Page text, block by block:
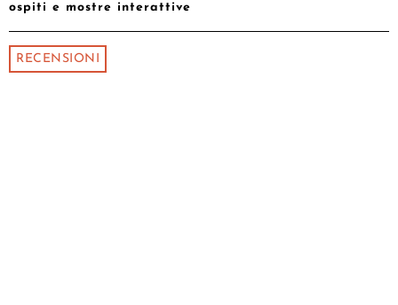
ospiti e mostre interattive
RECENSIONI